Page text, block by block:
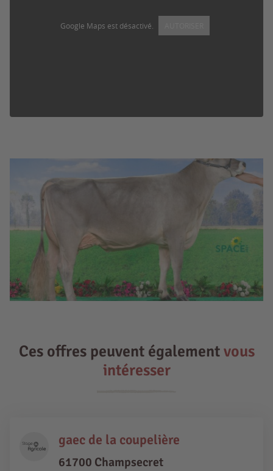
Google Maps est désactivé.
Ces offres peuvent égalementvous
intéresser
gaec de la coupelière
61700 Champsecret